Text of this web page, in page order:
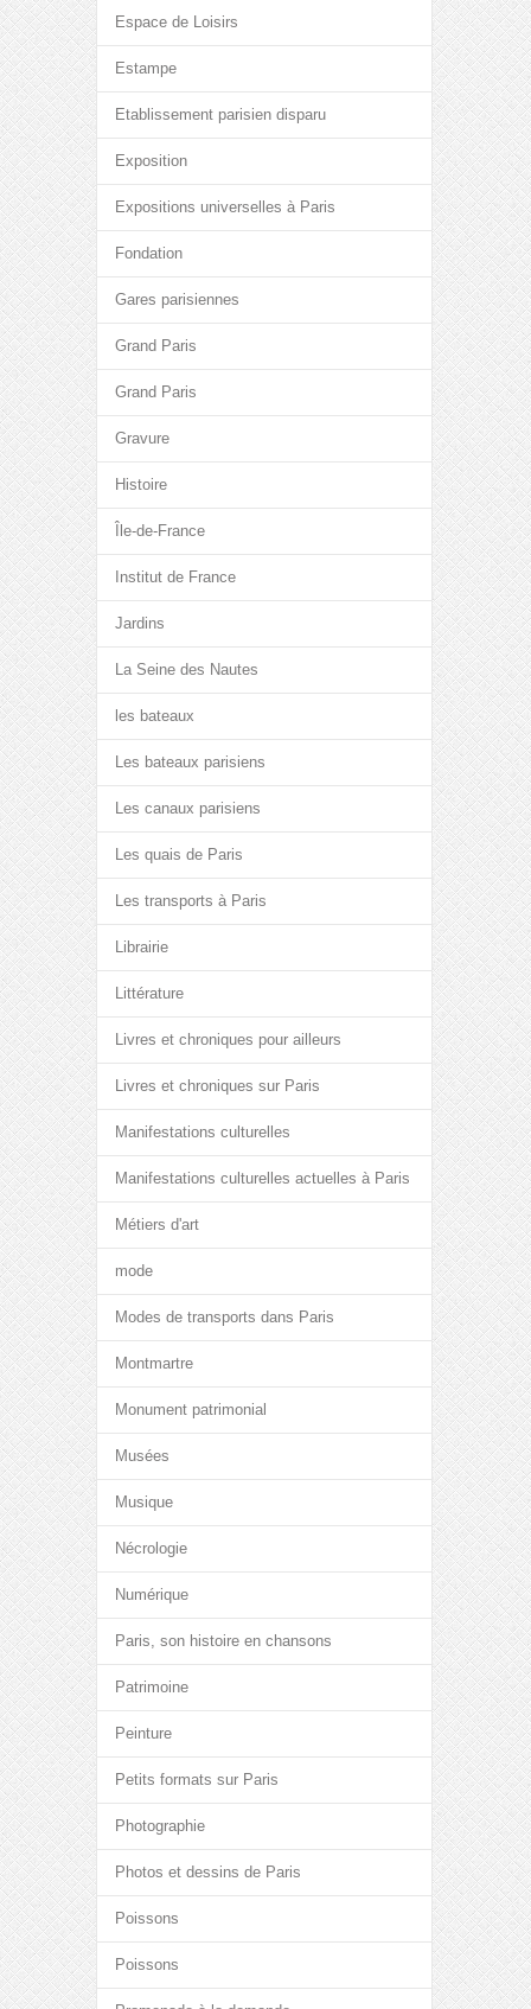
Espace de Loisirs
Estampe
Etablissement parisien disparu
Exposition
Expositions universelles à Paris
Fondation
Gares parisiennes
Grand Paris
Grand Paris
Gravure
Histoire
Île-de-France
Institut de France
Jardins
La Seine des Nautes
les bateaux
Les bateaux parisiens
Les canaux parisiens
Les quais de Paris
Les transports à Paris
Librairie
Littérature
Livres et chroniques pour ailleurs
Livres et chroniques sur Paris
Manifestations culturelles
Manifestations culturelles actuelles à Paris
Métiers d'art
mode
Modes de transports dans Paris
Montmartre
Monument patrimonial
Musées
Musique
Nécrologie
Numérique
Paris, son histoire en chansons
Patrimoine
Peinture
Petits formats sur Paris
Photographie
Photos et dessins de Paris
Poissons
Poissons